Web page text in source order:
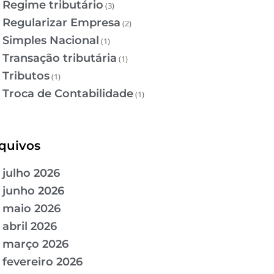
Regime tributário (3)
Regularizar Empresa (2)
Simples Nacional (1)
Transação tributária (1)
Tributos(1)
Troca de Contabilidade(1)
julho 2026
junho 2026
maio 2026
abril 2026
março 2026
fevereiro 2026